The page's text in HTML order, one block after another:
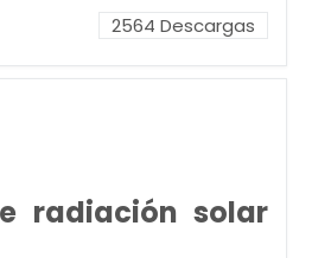
2564 Descargas
radiación solar